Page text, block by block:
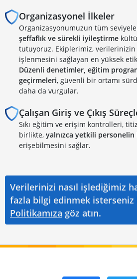
Organizasyonel İlkeler
Organizasyonumuzun tüm
şeffaflık ve sürekli iyileştirme
tutuyoruz. Ekiplerimiz,
işlenmesini sağlayan en yüksek
Düzenli denetimler, eğitim
geçirmeleri, güvenli bir ortamı
daha da vurgular.
Çalışan Giriş ve Çıkış
Sıkı eğitim ve erişim kontrolleri,
birlikte, yalnızca yetkili personelin
erişebilmesini sağlar.
Verilerinizi nasıl işlediğimiz
fazla bilgi edinmek
Politikamıza göz atın.